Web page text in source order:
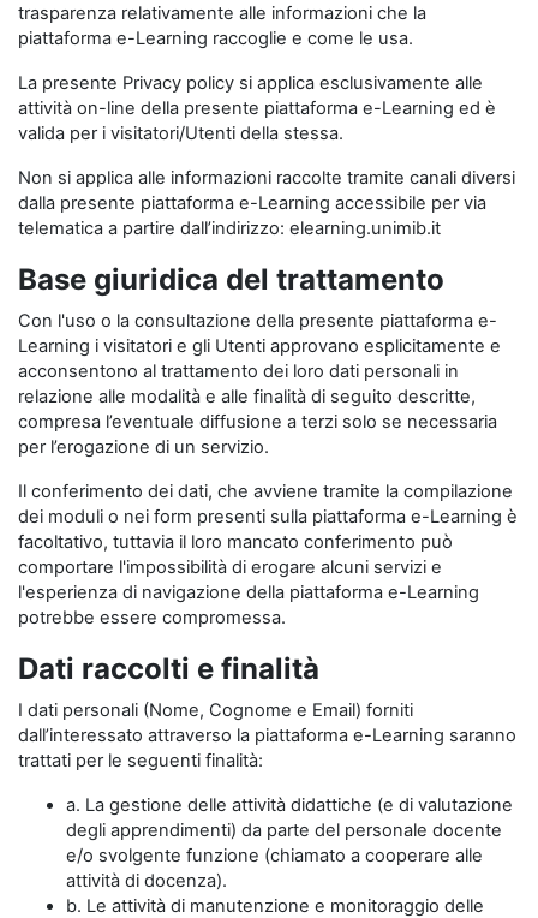
trasparenza relativamente alle informazioni che la
piattaforma e-Learning raccoglie e come le usa.
La presente Privacy policy si applica esclusivamente alle
attività on-line della presente piattaforma e-Learning ed è
valida per i visitatori/Utenti della stessa.
Non si applica alle informazioni raccolte tramite canali diversi
dalla presente piattaforma e-Learning accessibile per via
telematica a partire dall’indirizzo: elearning.unimib.it
Base giuridica del trattamento
Con l'uso o la consultazione della presente piattaforma e-
Learning i visitatori e gli Utenti approvano esplicitamente e
acconsentono al trattamento dei loro dati personali in
relazione alle modalità e alle finalità di seguito descritte,
compresa l’eventuale diffusione a terzi solo se necessaria
per l’erogazione di un servizio.
Il conferimento dei dati, che avviene tramite la compilazione
dei moduli o nei form presenti sulla piattaforma e-Learning è
facoltativo, tuttavia il loro mancato conferimento può
comportare l'impossibilità di erogare alcuni servizi e
l'esperienza di navigazione della piattaforma e-Learning
potrebbe essere compromessa.
Dati raccolti e finalità
I dati personali (Nome, Cognome e Email) forniti
dall’interessato attraverso la piattaforma e-Learning saranno
trattati per le seguenti finalità:
a. La gestione delle attività didattiche (e di valutazione
degli apprendimenti) da parte del personale docente
e/o svolgente funzione (chiamato a cooperare alle
attività di docenza).
b. Le attività di manutenzione e monitoraggio delle